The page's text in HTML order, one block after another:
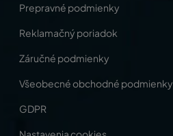
Prepravné podmienky
Reklamačný poriadok
Záručné podmienky
Všeobecné obchodné podmienky
GDPR